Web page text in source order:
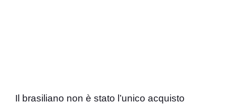
Il brasiliano non è stato l’unico acquisto